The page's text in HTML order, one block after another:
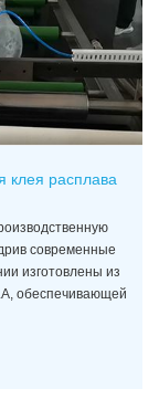
клея расплава
современные
изготовлены из
обеспечивающей